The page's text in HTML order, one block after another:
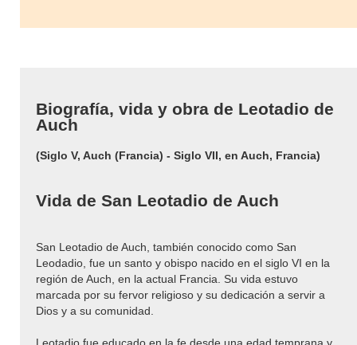
Biografía, vida y obra de Leotadio de
Auch
(Siglo V, Auch (Francia) - Siglo VII, en Auch, Francia)
Vida de San Leotadio de Auch
San Leotadio de Auch, también conocido como San
Leodadio, fue un santo y obispo nacido en el siglo VI en la
región de Auch, en la actual Francia. Su vida estuvo
marcada por su fervor religioso y su dedicación a servir a
Dios y a su comunidad.
Leotadio fue educado en la fe desde una edad temprana y